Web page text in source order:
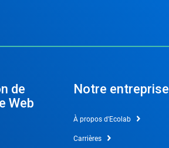
de
Web
Notre entreprise
À propos d'Ecolab
Carrières